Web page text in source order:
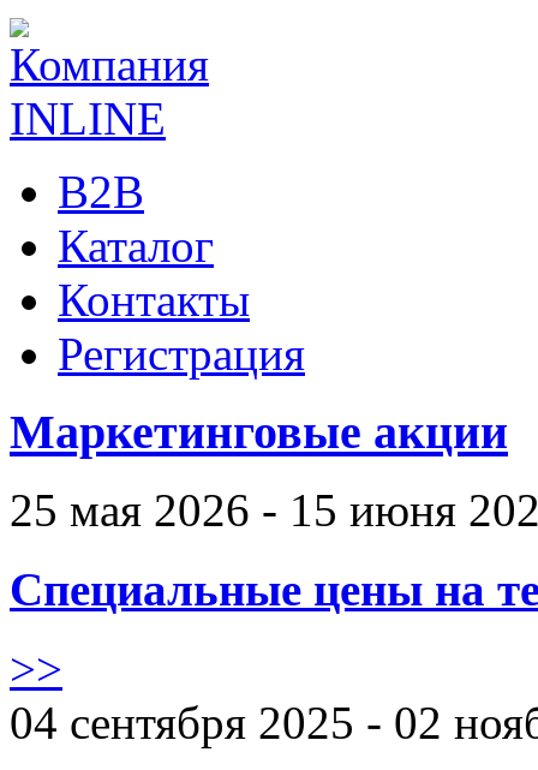
B2B
Каталог
Контакты
Регистрация
Маркетинговые акции
25 мая 2026 - 15 июня
Специальные цены на
>>
04 сентября 2025 - 02